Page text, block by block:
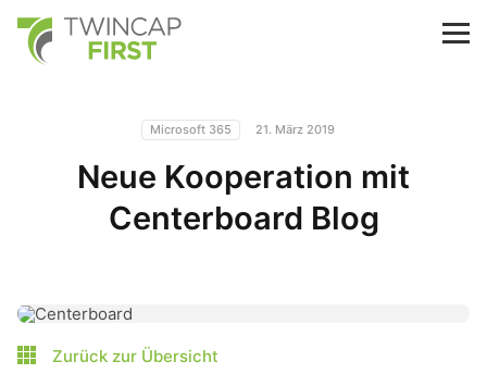
main
content
TwinCap First
Microsoft 365 21. März 2019
Neue Kooperation mit
Centerboard Blog
Zurück zur Übersicht